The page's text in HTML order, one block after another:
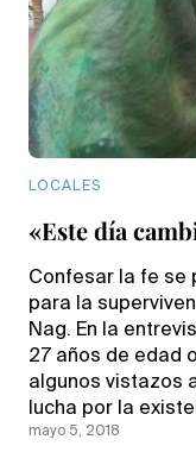
LOCALES
«Este día
Confesar la fe se
para la
Nag. En la
27 años de edad
algunos vistazos
lucha por la
mayo 5, 2018